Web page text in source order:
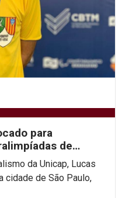
para
de
da Unicap, Lucas
cidade de São Paulo,